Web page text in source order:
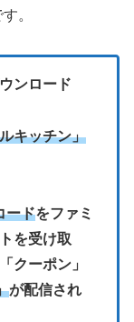
。
ンロード
キッチン」
ードをファミ
を受け取
クーポン」
が配信され